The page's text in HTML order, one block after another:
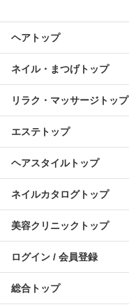
ヘアトップ
ネイル・まつげトップ
リラク・マッサージトップ
エステトップ
ヘアスタイルトップ
ネイルカタログトップ
美容クリニックトップ
ログイン / 会員登録
総合トップ